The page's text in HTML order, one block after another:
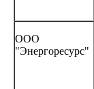
ООО
"Энергоресурс"